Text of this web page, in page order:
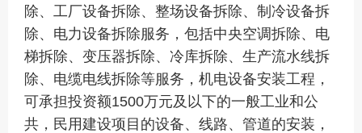
除、工厂设备拆除、整场设备拆除、制冷设备拆
除、电力设备拆除服务，包括中央空调拆除、电
梯拆除、变压器拆除、冷库拆除、生产流水线拆
除、电缆电线拆除等服务，机电设备安装工程，
可承担投资额1500万元及以下的一般工业和公
共，民用建设项目的设备、线路、管道的安装，